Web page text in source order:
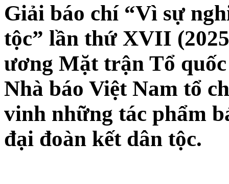
Giải báo chí “Vì sự
tộc” lần thứ XVII
ương Mặt trận Tổ
Nhà báo Việt Nam tổ
vinh những tác phẩm
đại đoàn kết dân tộc.